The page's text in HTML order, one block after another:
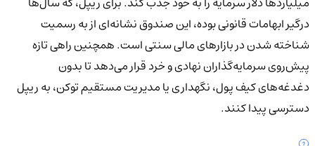
درگیر ابهامات قانونی بوده، این صندوق نشانه‌ای از به رسمیت
شناخته شدن در بازارهای مالی سنتی است. همچنین راهی تازه
پیش‌روی سرمایه‌گذاران نهادی و خرد قرار می‌دهد تا بدون
دغدغه‌های کیف پول، نگهداری یا مدیریت مستقیم توکن، به ریپل
دسترسی پیدا کنند.